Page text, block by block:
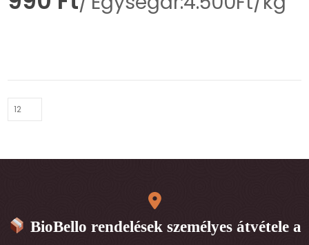
BioBello rendelések személyes átvétele a